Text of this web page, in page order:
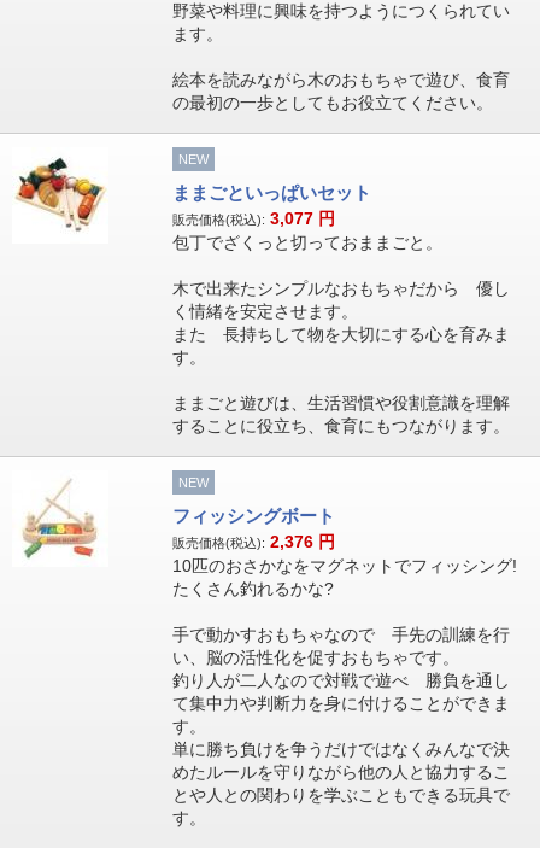
野菜や料理に興味を持つようにつくられてい
ます。
絵本を読みながら木のおもちゃで遊び、食育
の最初の一歩としてもお役立てください。
NEW
ままごといっぱいセット
販売価格(税込): 3,077 円
包丁でざくっと切っておままごと。
木で出来たシンプルなおもちゃだから 優し
く情緒を安定させます。
また 長持ちして物を大切にする心を育みま
す。
ままごと遊びは、生活習慣や役割意識を理解
することに役立ち、食育にもつながります。
NEW
フィッシングボート
販売価格(税込): 2,376 円
10匹のおさかなをマグネットでフィッシング!
たくさん釣れるかな?
手で動かすおもちゃなので 手先の訓練を行
い、脳の活性化を促すおもちゃです。
釣り人が二人なので対戦で遊べ 勝負を通し
て集中力や判断力を身に付けることができま
す。
単に勝ち負けを争うだけではなくみんなで決
めたルールを守りながら他の人と協力するこ
とや人との関わりを学ぶこともできる玩具で
す。